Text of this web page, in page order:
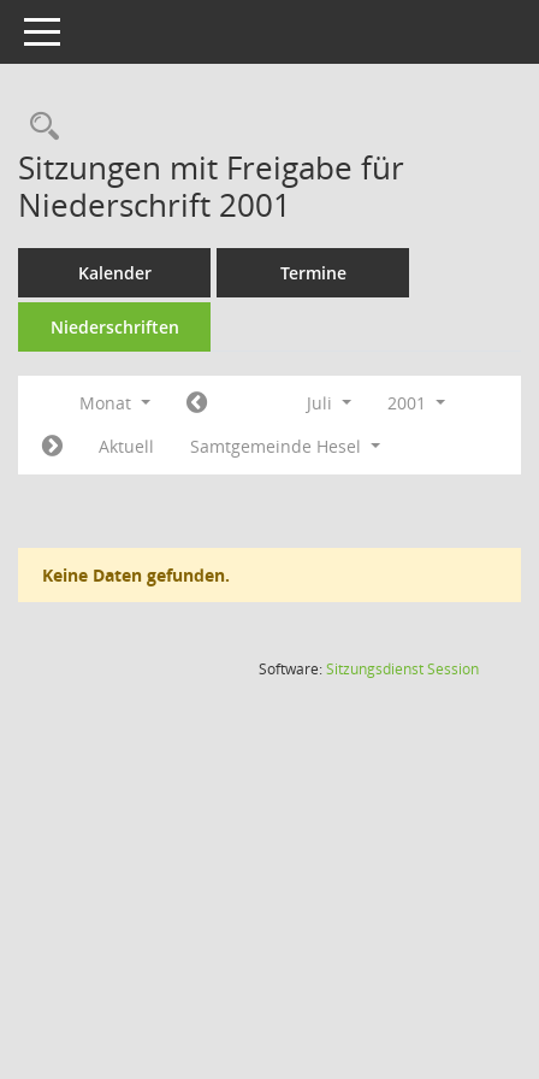
Toggle navigation
Rechercheauswahl
Sitzungen mit Freigabe für
Niederschrift 2001
Kalender Termine
Niederschriften
Monat Juli
2001
Aktuell
Samtgemeinde Hesel
Keine Daten gefunden.
Software:SitzungsdienstSession(Wird in